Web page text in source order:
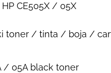
CE505X / 05X
toner / tinta / boja /
/ 05A black toner